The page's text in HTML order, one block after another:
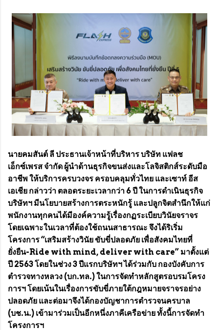
นายคมสันต์ ลี ประธานเจ้าหน้าที่บริหาร บริษัท แฟลช
เอ็กซ์เพรส จำกัด ผู้นำด้านธุรกิจขนส่งและโลจิสติกส์ระดับมือ
อาชีพ ให้บริการครบวงจร ครอบคลุมทั่วไทย และเซาท์ อีส
เอเชีย กล่าวว่า ตลอดระยะเวลากว่า 6 ปี ในการดำเนินธุรกิจ
บริษัทฯ มีนโยบายสร้างการตระหนักรู้ และปลูกจิตสำนึกให้แก่
พนักงานทุกคนได้มีองค์ความรู้เรื่องกฏระเบียบวินัยจราจร
โดยเฉพาะในเวลาที่ต้องใช้ถนนสาธารณะ จึงได้ริเริ่ม
โครงการ “เสริมสร้างวินัย ขับขี่ปลอดภัย เพื่อสังคมไทยที่
ยั่งยืน-Ride with mind, deliver with care” มาตั้งแต่
ปี 2563 โดยในช่วง 3 ปีแรกบริษัทฯ ได้ร่วมกับ กองบังคับการ
ตำรวจทางหลวง (บก.ทล.) ในการจัดทำหลักสูตรอบรมโครง
การฯ โดยเน้นในเรื่องการขับขี่ภายใต้กฎหมายจราจรอย่าง
ปลอดภัย และต่อมาจึงได้กองบัญชาการตำรวจนครบาล
(บช.น.) เข้ามาร่วมเป็นอีกหนึ่งภาคีเครือข่าย ทั้งนี้การจัดทำ
โครงการฯ